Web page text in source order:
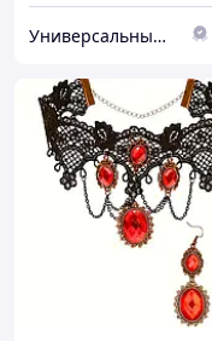
Универсальный Интернет-магазин POPULAR